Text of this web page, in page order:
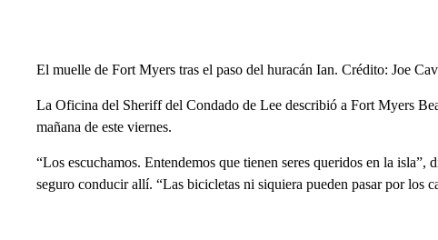
El muelle de Fort Myers tras el paso del huracán Ian. Crédito: Joe
La Oficina del Sheriff del Condado de Lee describió a Fort Myers
mañana de este viernes.
“Los escuchamos. Entendemos que tienen seres queridos en la
seguro conducir allí. “Las bicicletas ni siquiera pueden pasar por los